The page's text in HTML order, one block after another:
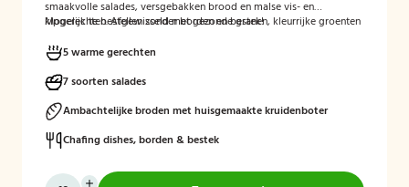
smaakvolle salades, versgebakken brood en malse vis- en
kipgerechten. Afgewisseld met gezonde granen, kleurrijke groenten
uitgebalanceerd buffet.
Mogelijk te bestellen zonder borden en bestek!
5 warme gerechten
7 soorten salades
Ambachtelijke broden met huisgemaakte kruidenboter
Chafing dishes, borden & bestek